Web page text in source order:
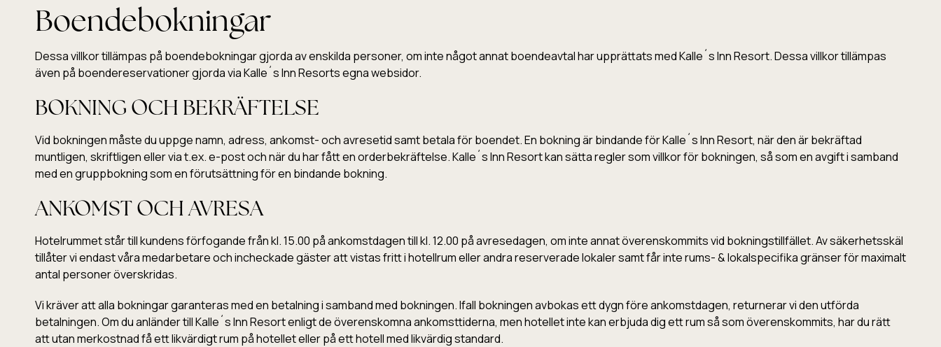
Boendebokningar
Dessa villkor tillämpas på boendebokningar gjorda av enskilda personer, om inte något annat boendeavtal har upprättats med Kalle´s Inn Resort. Dessa villkor tillämpas
även på boendereservationer gjorda via Kalle´s Inn Resorts egna websidor.
BOKNING OCH BEKRÄFTELSE
Vid bokningen måste du uppge namn, adress, ankomst- och avresetid samt betala för boendet. En bokning är bindande för Kalle´s Inn Resort, när den är bekräftad
muntligen, skriftligen eller via t.ex. e-post och när du har fått en orderbekräftelse. Kalle´s Inn Resort kan sätta regler som villkor för bokningen, så som en avgift i samband
med en gruppbokning som en förutsättning för en bindande bokning.
ANKOMST OCH AVRESA
Hotelrummet står till kundens förfogande från kl. 15.00 på ankomstdagen till kl. 12.00 på avresedagen, om inte annat överenskommits vid bokningstillfället. Av säkerhetsskäl
tillåter vi endast våra medarbetare och incheckade gäster att vistas fritt i hotellrum eller andra reserverade lokaler samt får inte rums- & lokalspecifika gränser för maximalt
antal personer överskridas.
Vi kräver att alla bokningar garanteras med en betalning i samband med bokningen. Ifall bokningen avbokas ett dygn före ankomstdagen, returnerar vi den utförda
betalningen. Om du anländer till Kalle´s Inn Resort enligt de överenskomna ankomsttiderna, men hotellet inte kan erbjuda dig ett rum så som överenskommits, har du rätt
att utan merkostnad få ett likvärdigt rum på hotellet eller på ett hotell med likvärdig standard.